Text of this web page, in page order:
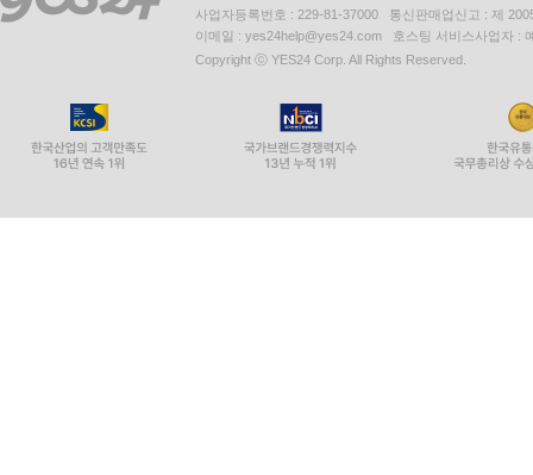
사업자등록번호 : 229-81-37000 통신판매업신고 : 제
이메일 : yes24help@yes24.com 호스팅 서비스사업자 :
Copyright ⓒ YES24 Corp. All Rights Reserved.